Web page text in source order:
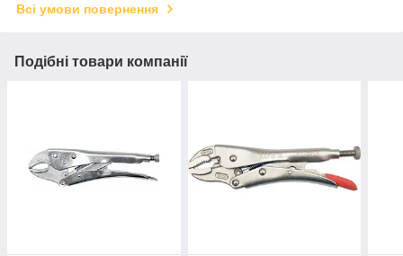
Всі умови повернення
Подібні товари компанії